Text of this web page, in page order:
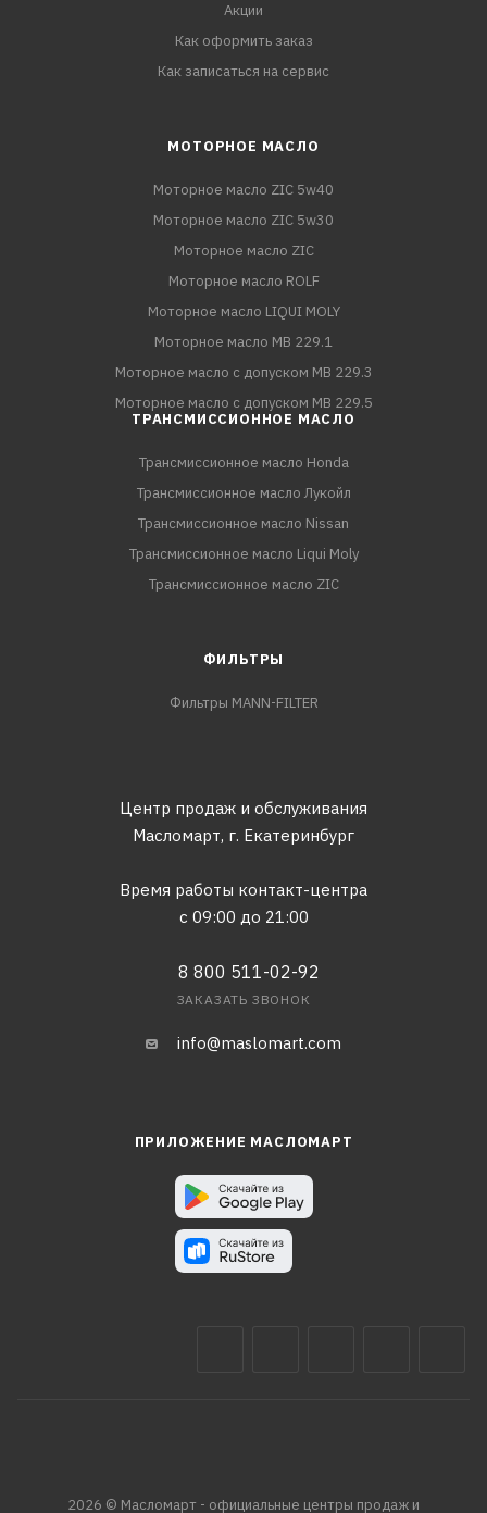
Акции
Как оформить заказ
Как записаться на сервис
МОТОРНОЕ МАСЛО
Моторное масло ZIC 5w40
Моторное масло ZIC 5w30
Моторное масло ZIC
Моторное масло ROLF
Моторное масло LIQUI MOLY
Моторное масло MB 229.1
Моторное масло с допуском MB 229.3
Моторное масло с допуском MB 229.5
ТРАНСМИССИОННОЕ МАСЛО
Трансмиссионное масло Honda
Трансмиссионное масло Лукойл
Трансмиссионное масло Nissan
Трансмиссионное масло Liqui Moly
Трансмиссионное масло ZIC
ФИЛЬТРЫ
Фильтры MANN-FILTER
Центр продаж и обслуживания
Масломарт, г. Екатеринбург
Время работы контакт-центра
с 09:00 до 21:00
8 800 511-02-92
ЗАКАЗАТЬ ЗВОНОК
info@maslomart.com
ПРИЛОЖЕНИЕ МАСЛОМАРТ
2026 © Масломарт - официальные центры продаж и